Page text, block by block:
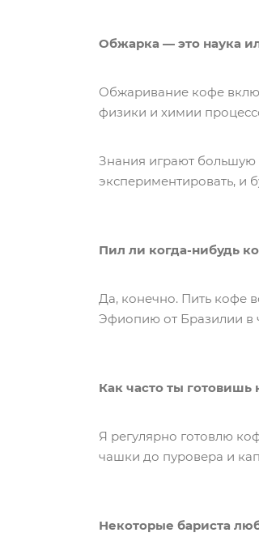
Обжарка — это наука
Обжаривание кофе
физики и химии
Знания играют большую
экспериментировать, и
Пил ли когда-нибудь
Да, конечно. Пить кофе
Эфиопию от Бразилии в
Как часто ты
Я регулярно готовлю
чашки до пуровера и
Некоторые бариста